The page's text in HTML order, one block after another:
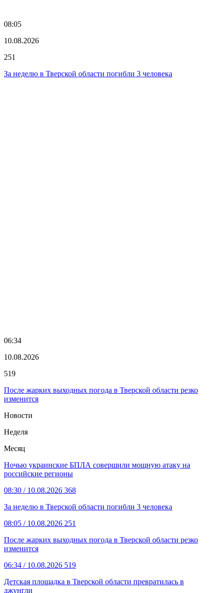
08:05
10.08.2026
251
За неделю в Тверской области погибли 3 человека
06:34
10.08.2026
519
После жарких выходных погода в Тверской области резко
изменится
Новости
Неделя
Месяц
Ночью украинские БПЛА совершили мощную атаку на
российские регионы
08:30 / 10.08.2026 368
За неделю в Тверской области погибли 3 человека
08:05 / 10.08.2026 251
После жарких выходных погода в Тверской области резко
изменится
06:34 / 10.08.2026 519
Детская площадка в Тверской области превратилась в
джунгли